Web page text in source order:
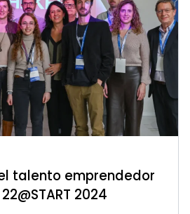
talento emprendedor
2024